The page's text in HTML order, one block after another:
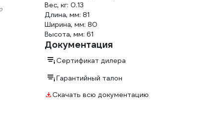
Вес, кг: 0.13
Длина, мм: 81
Ширина, мм: 80
Высота, мм: 61
Документация
Сертификат дилера
Гарантийный талон
Скачать всю документацию